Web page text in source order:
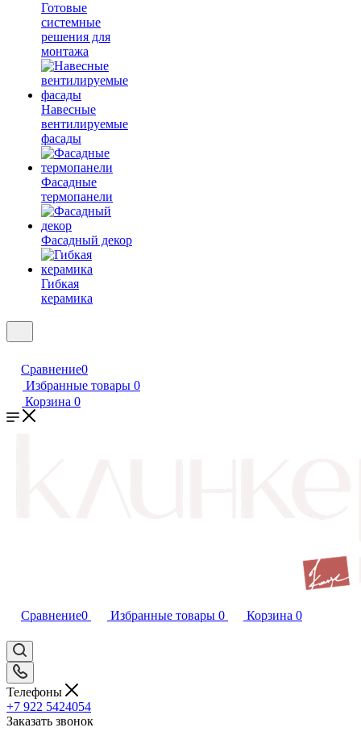
Готовые
системные
решения для
монтажа
Навесные
вентилируемые
фасады
Фасадные
термопанели
Фасадный декор
Гибкая
керамика
Сравнение0
Избранные товары 0
Корзина 0
Сравнение0 Избранные товары 0 Корзина 0
Телефоны
+7 922 5424054
Заказать звонок